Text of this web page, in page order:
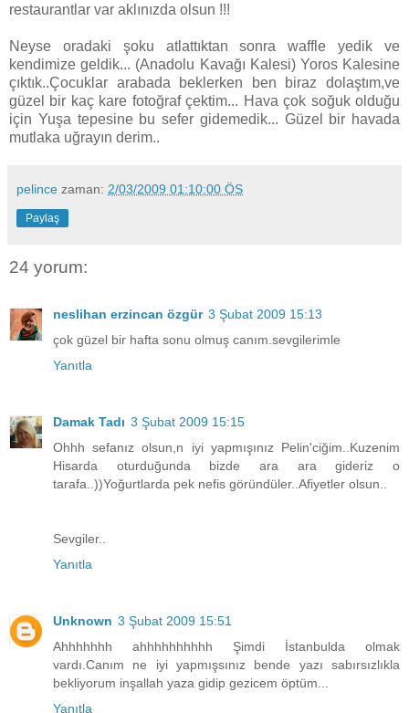
restaurantlar var aklınızda olsun !!!
Neyse oradaki şoku atlattıktan sonra waffle yedik ve
kendimize geldik... (Anadolu Kavağı Kalesi) Yoros Kalesine
çıktık..Çocuklar arabada beklerken ben biraz dolaştım,ve
güzel bir kaç kare fotoğraf çektim... Hava çok soğuk olduğu
için Yuşa tepesine bu sefer gidemedik... Güzel bir havada
mutlaka uğrayın derim..
pelince zaman: 2/03/2009 01:10:00 ÖS
Paylaş
24 yorum:
neslihan erzincan özgür 3 Şubat 2009 15:13
çok güzel bir hafta sonu olmuş canım.sevgilerimle
Yanıtla
Damak Tadı 3 Şubat 2009 15:15
Ohhh sefanız olsun,n iyi yapmışınız Pelin'ciğim..Kuzenim
Hisarda oturduğunda bizde ara ara gideriz o
tarafa..))Yoğurtlarda pek nefis göründüler..Afiyetler olsun..
Sevgiler..
Yanıtla
Unknown 3 Şubat 2009 15:51
Ahhhhhhh ahhhhhhhhhh Şimdi İstanbulda olmak
vardı.Canım ne iyi yapmışsınız bende yazı sabırsızlıkla
bekliyorum inşallah yaza gidip gezicem öptüm...
Yanıtla